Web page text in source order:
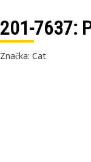
201-7637:
Značka: Cat